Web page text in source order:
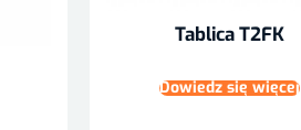
Tablica T2FK
Dowiedz się więcej